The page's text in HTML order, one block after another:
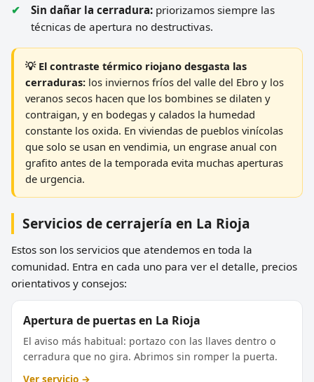
Sin dañar la cerradura: priorizamos siempre las
técnicas de apertura no destructivas.
💡 El contraste térmico riojano desgasta las
cerraduras: los inviernos fríos del valle del Ebro y los
veranos secos hacen que los bombines se dilaten y
contraigan, y en bodegas y calados la humedad
constante los oxida. En viviendas de pueblos vinícolas
que solo se usan en vendimia, un engrase anual con
grafito antes de la temporada evita muchas aperturas
de urgencia.
Servicios de cerrajería en La Rioja
Estos son los servicios que atendemos en toda la
comunidad. Entra en cada uno para ver el detalle, precios
orientativos y consejos:
Apertura de puertas en La Rioja
El aviso más habitual: portazo con las llaves dentro o
cerradura que no gira. Abrimos sin romper la puerta.
Ver servicio →